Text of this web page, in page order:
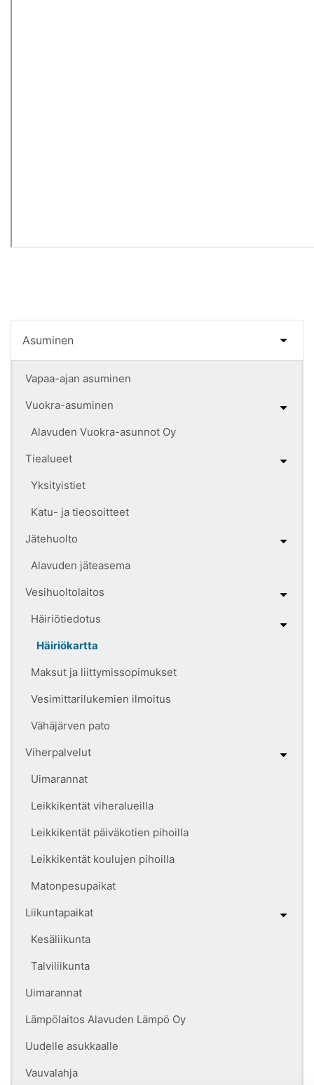
Asuminen
Vapaa-ajan asuminen
Vuokra-asuminen
Alavuden Vuokra-asunnot Oy
Tiealueet
Yksityistiet
Katu- ja tieosoitteet
Jätehuolto
Alavuden jäteasema
Vesihuoltolaitos
Häiriötiedotus
Häiriökartta
Maksut ja liittymissopimukset
Vesimittarilukemien ilmoitus
Vähäjärven pato
Viherpalvelut
Uimarannat
Leikkikentät viheralueilla
Leikkikentät päiväkotien pihoilla
Leikkikentät koulujen pihoilla
Matonpesupaikat
Liikuntapaikat
Kesäliikunta
Talviliikunta
Uimarannat
Lämpölaitos Alavuden Lämpö Oy
Uudelle asukkaalle
Vauvalahja